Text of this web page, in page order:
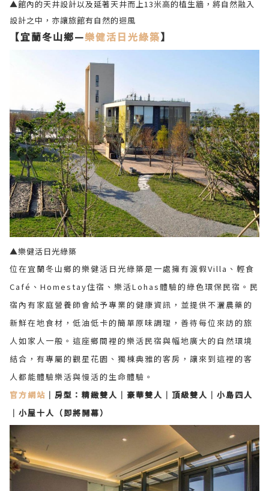
▲館內的天井設計以及延著天井而上13米高的植生牆，將自然融入
設計之中，亦讓旅館有自然的迴風
【宜蘭冬山鄉—樂健活日光綠築】
▲樂健活日光綠築
位在宜蘭冬山鄉的樂健活日光綠築是一處擁有渡假Villa、輕食
Café、Homestay住宿、樂活Lohas體驗的綠色環保民宿。民
宿內有家庭營養師會給予專業的健康資訊，並提供不灑農藥的
新鮮在地食材，低油低卡的簡單原味調理，善待每位來訪的旅
人如家人一般。這座鄉間裡的樂活民宿與幅地廣大的自然環境
結合，有專屬的觀星花園、獨棟典雅的客房，讓來到這裡的客
人都能體驗樂活與慢活的生命體驗。
官方網站 ｜房型：精緻雙人｜豪華雙人｜頂級雙人｜小島四人
｜小屋十人（即將開幕）